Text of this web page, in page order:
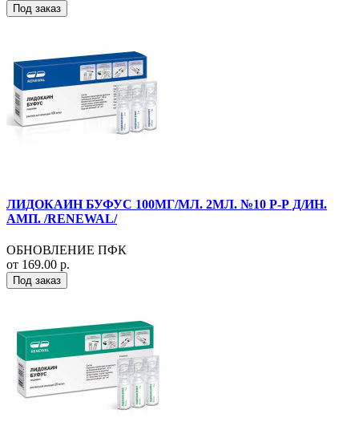
Под заказ
ЛИДОКАИН БУФУС 100МГ/МЛ. 2МЛ. №10 Р-Р Д/ИН.
АМП. /RENEWAL/
ОБНОВЛЕНИЕ ПФК
от 169.00 р.
Под заказ